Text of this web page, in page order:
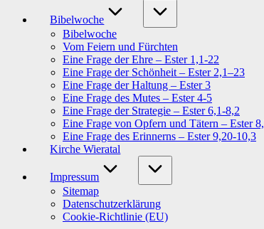
Bibelwoche
Bibelwoche
Vom Feiern und Fürchten
Eine Frage der Ehre – Ester 1,1-22
Eine Frage der Schönheit – Ester 2,1–23
Eine Frage der Haltung – Ester 3
Eine Frage des Mutes – Ester 4-5
Eine Frage der Strategie – Ester 6,1-8,2
Eine Frage von Opfern und Tätern – Ester
Eine Frage des Erinnerns – Ester 9,20-10,3
Kirche Wieratal
Impressum
Sitemap
Datenschutzerklärung
Cookie-Richtlinie (EU)